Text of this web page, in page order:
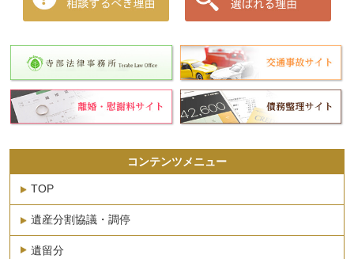
コンテンツメニュー
TOP
遺産分割協議・調停
遺留分